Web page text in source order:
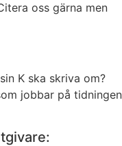
oss gärna men
K ska skriva om?
jobbar på tidningen